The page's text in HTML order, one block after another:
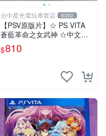
台中星光電玩專賣店 6302
【PSV原版片】☆ PS VITA
蒼藍革命之女武神 ☆中文版
全新品【台中星光電玩】
$810